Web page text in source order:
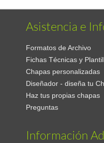
Asistencia e
Formatos de Archivo
Fichas Técnicas y
Chapas personalizadas
Diseñador - diseña tu
Haz tus propias chapas
Preguntas
Información